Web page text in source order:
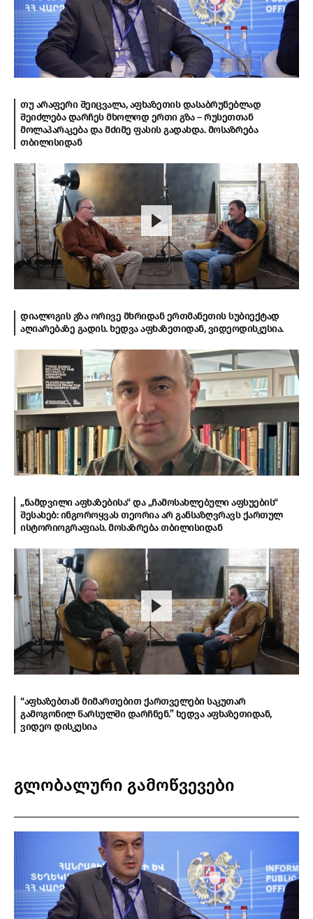
თუ არაფერი შეიცვალა, აფხაზეთის დასაბრუნებლად
შეიძლება დარჩეს მხოლოდ ერთი გზა – რუსეთთან
მოლაპარაკება და მძიმე ფასის გადახდა. მოსაზრება
თბილისიდან
დიალოგის გზა ორივე მხრიდან ერთმანეთის სუბიექტად
აღიარებაზე გადის. ხედვა აფხაზეთიდან, ვიდეოდისკუსია.
„ნამდვილი აფხაზებისა“ და „ჩამოსახლებული აფსუების“
შესახებ: ინგოროყვას თეორია არ განსაზღვრავს ქართულ
ისტორიოგრაფიას. მოსაზრება თბილისიდან
“აფხაზებთან მიმართებით ქართველები საკუთარ
გამოგონილ წარსულში დარჩნენ.” ხედვა აფხაზეთიდან,
ვიდეო დისკუსია
გლობალური გამოწვევები